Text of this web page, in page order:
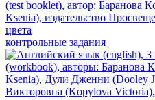
контрольные задания